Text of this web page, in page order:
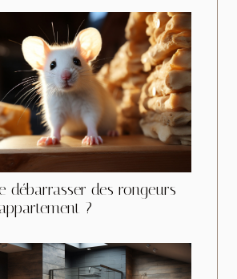
débarrasser des rongeurs
?